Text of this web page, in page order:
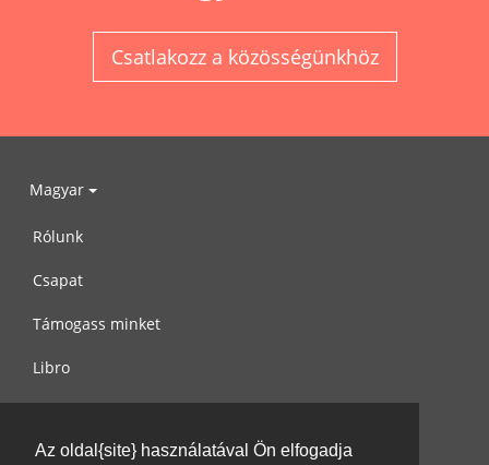
Az oldal{site} használatával Ön elfogadja
Csatlakozz a közösségünkhöz
Magyar
Rólunk
Csapat
Támogass minket
Libro
Használati feltételek